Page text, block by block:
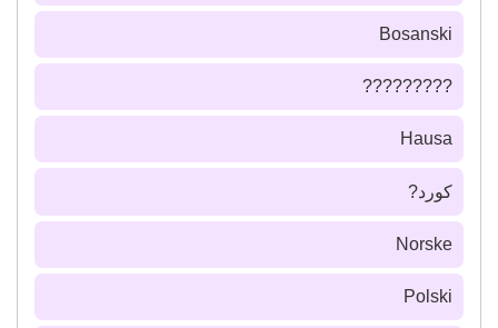
Bosanski
?????????
Hausa
كورد?
Norske
Polski